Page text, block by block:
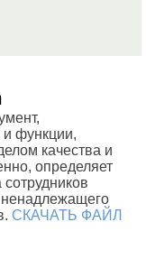
функции,
качества и
определяет
СКАЧАТЬ ФАЙЛ